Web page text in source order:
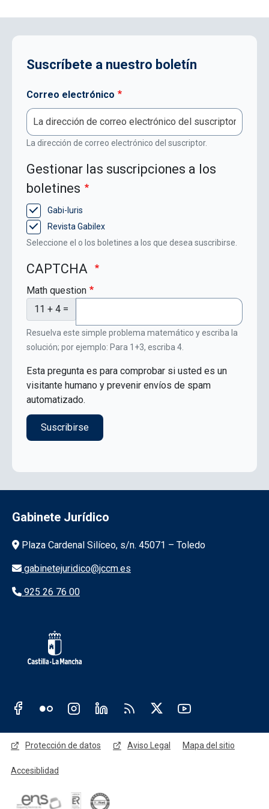
Suscríbete a nuestro boletín
Correo electrónico
La dirección de correo electrónico del suscriptor.
Gestionar las suscripciones a los
boletines
Gabi-Iuris
Revista Gabilex
Seleccione el o los boletines a los que desea suscribirse.
CAPTCHA
Math question
11 + 4 =
Resuelva este simple problema matemático y escriba la
solución; por ejemplo: Para 1+3, escriba 4.
Esta pregunta es para comprobar si usted es un
visitante humano y prevenir envíos de spam
automatizado.
Gabinete Jurídico
Información de la institución
Plaza Cardenal Silíceo, s/n. 45071 – Toledo
gabinetejuridico@jccm.es
925 26 76 00
Redes sociales JCCM
Menú legal
Protección de datos Aviso Legal Mapa del sitio
Accesiblidad